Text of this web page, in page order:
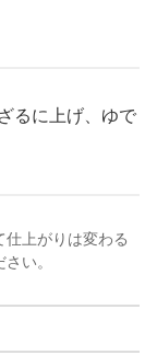
るに上げ、ゆで
上がりは変わる
い。